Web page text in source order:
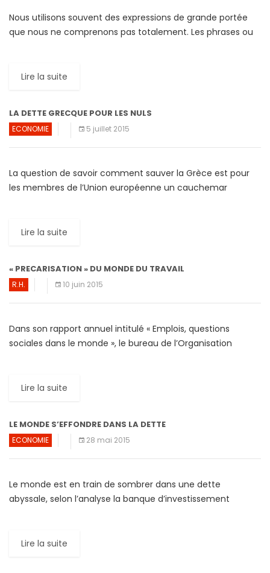
Nous utilisons souvent des expressions de grande portée
que nous ne comprenons pas totalement. Les phrases ou
Lire la suite
LA DETTE GRECQUE POUR LES NULS
ECONOMIE 5 juillet 2015
La question de savoir comment sauver la Grèce est pour
les membres de l’Union européenne un cauchemar
Lire la suite
« PRECARISATION » DU MONDE DU TRAVAIL
R.H. 10 juin 2015
Dans son rapport annuel intitulé « Emplois, questions
sociales dans le monde », le bureau de l’Organisation
Lire la suite
LE MONDE S’EFFONDRE DANS LA DETTE
ECONOMIE 28 mai 2015
Le monde est en train de sombrer dans une dette
abyssale, selon l’analyse la banque d’investissement
Lire la suite